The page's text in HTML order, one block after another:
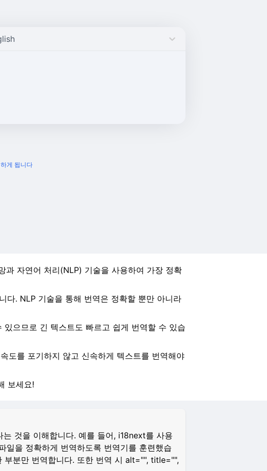
게 됩니다
과 자연어 처리(NLP) 기술을 사용하여 가장 정확
다. NLP 기술을 통해 번역은 정확할 뿐만 아니라
으므로 긴 텍스트도 빠르고 쉽게 번역할 수 있습
도를 포기하지 않고 신속하게 텍스트를 번역해야
보세요!
것을 이해합니다. 예를 들어, i18next를 사용
일을 정확하게 번역하도록 번역기를 훈련했습
부분만 번역합니다. 또한 번역 시 alt="", title="",